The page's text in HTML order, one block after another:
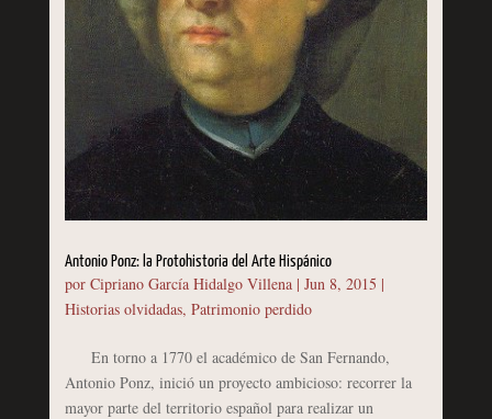
Antonio Ponz: la Protohistoria del Arte Hispánico
por Cipriano García Hidalgo Villena| Jun 8, 2015 |
Historias olvidadas, Patrimonio perdido
En torno a 1770 el académico de San Fernando,
Antonio Ponz, inició un proyecto ambicioso: recorrer la
mayor parte del territorio español para realizar un